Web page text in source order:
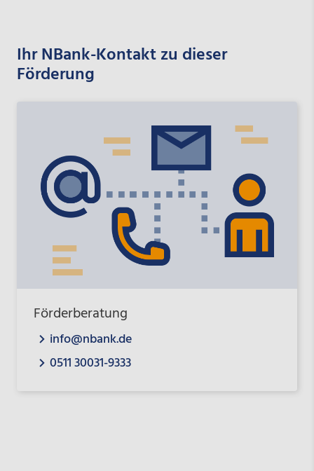
Ihr NBank-Kontakt zu dieser
Förderung
Förderberatung
info@nbank.de
0511 30031-9333